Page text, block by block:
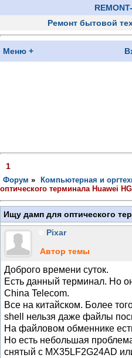
Ремонт бытовой
Меню +
1
Форум » Компьютерная и
оптического терминала Huawei
Ищу дамп для оптического
Pixar
Автор темы
Доброго времени суток.
Есть данный терминал. Но
China Telecom.
Все на китайском. Более
shell нельзя даже файлы
На файловом обменнике
Но есть небольшая
снятый с MX35LF2G24AD